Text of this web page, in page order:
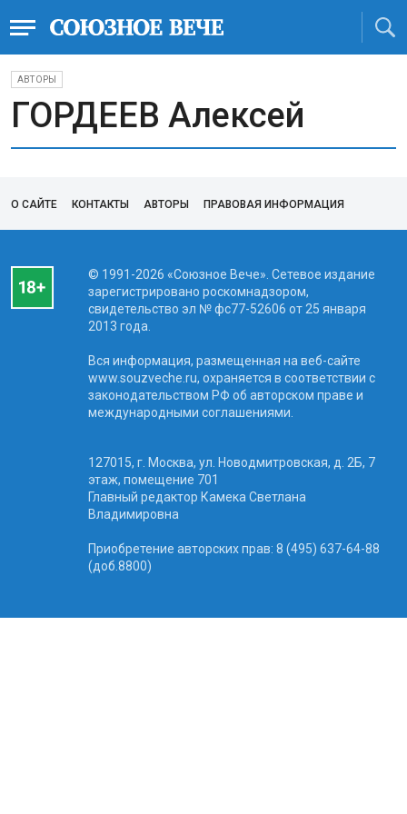
АВТОРЫ
ГОРДЕЕВ Алексей
О САЙТЕ КОНТАКТЫ АВТОРЫ ПРАВОВАЯ ИНФОРМАЦИЯ
© 1991-2026 «Союзное Вече». Сетевое издание
зарегистрировано роскомнадзором,
свидетельство эл № фc77-52606 от 25 января
2013 года.
Вся информация, размещенная на веб-сайте
www.souzveche.ru, охраняется в соответствии с
законодательством РФ об авторском праве и
международными соглашениями.
127015, г. Москва, ул. Новодмитровская, д. 2Б, 7
этаж, помещение 701
Главный редактор Камека Светлана
Владимировна
Приобретение авторских прав: 8 (495) 637-64-88
(доб.8800)